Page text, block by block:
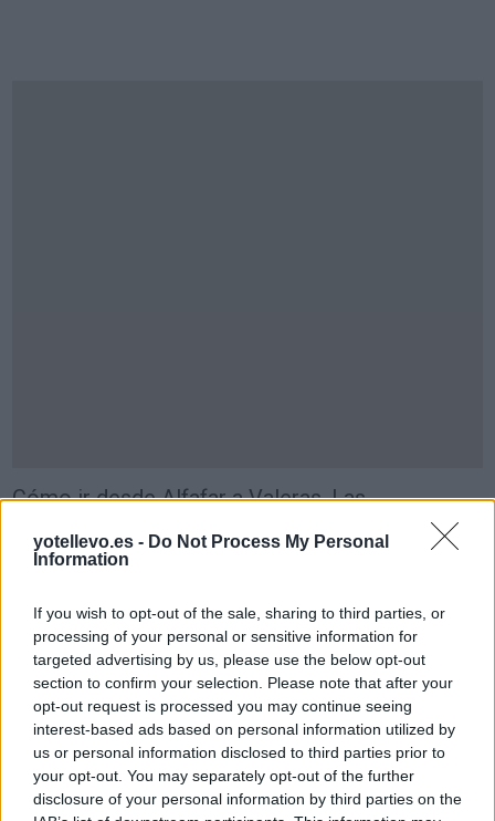
yotellevo.es - Do Not Process My Personal
Information
If you wish to opt-out of the sale, sharing to third parties, or
processing of your personal or sensitive information for
targeted advertising by us, please use the below opt-out
section to confirm your selection. Please note that after your
opt-out request is processed you may continue seeing
interest-based ads based on personal information utilized by
us or personal information disclosed to third parties prior to
your opt-out. You may separately opt-out of the further
disclosure of your personal information by third parties on the
Cómo ir desde Alfafar a Valeras, Las